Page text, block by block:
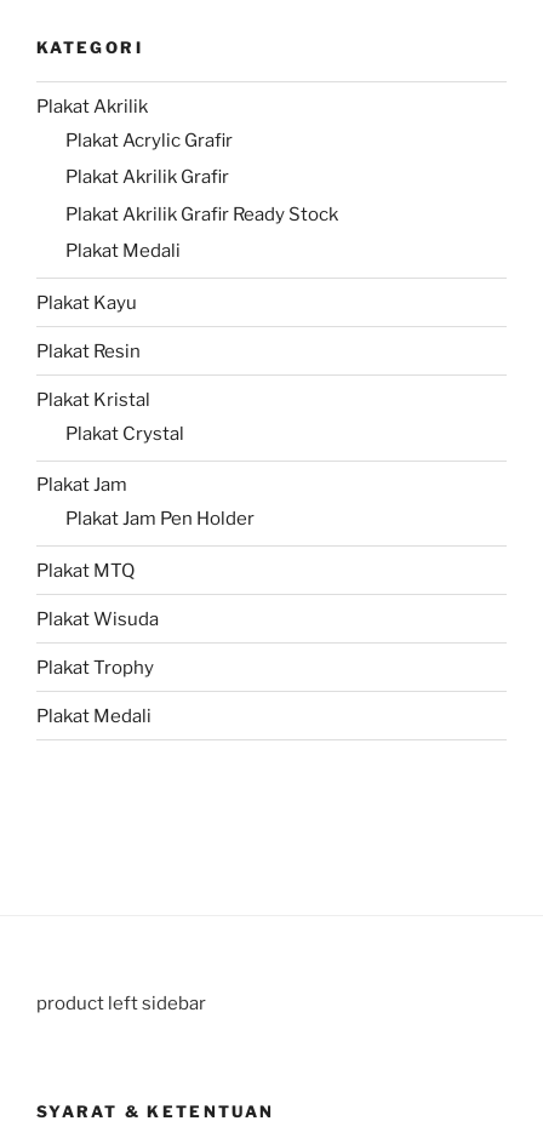
KATEGORI
Plakat Akrilik
Plakat Acrylic Grafir
Plakat Akrilik Grafir
Plakat Akrilik Grafir Ready Stock
Plakat Medali
Plakat Kayu
Plakat Resin
Plakat Kristal
Plakat Crystal
Plakat Jam
Plakat Jam Pen Holder
Plakat MTQ
Plakat Wisuda
Plakat Trophy
Plakat Medali
product left sidebar
SYARAT & KETENTUAN